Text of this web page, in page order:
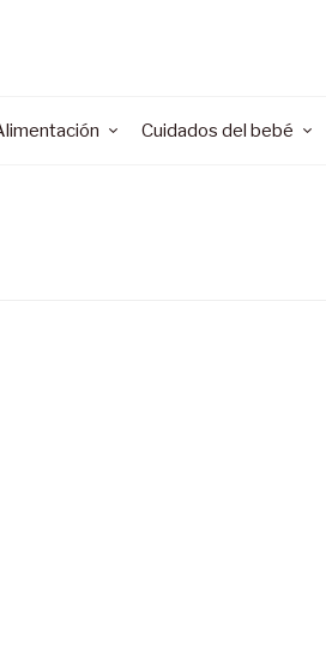
Cuidados del bebé